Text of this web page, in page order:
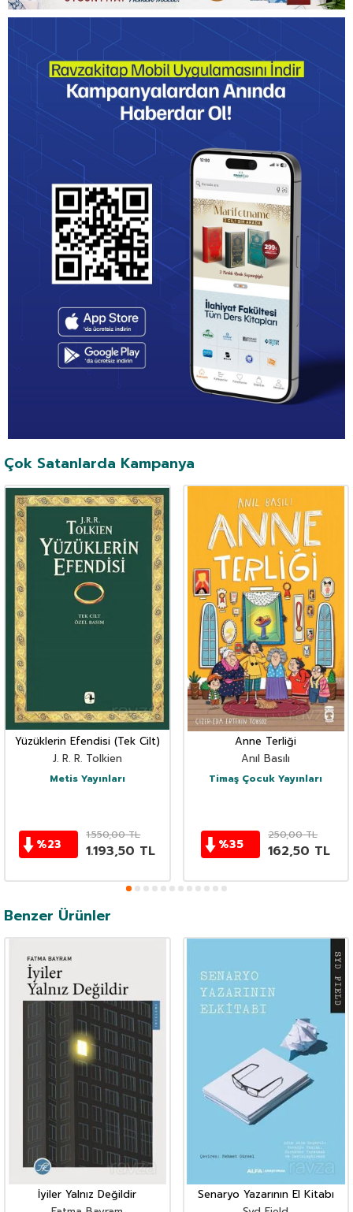
Çok Satanlarda Kampanya
Yüzüklerin Efendisi (Tek Cilt)
J. R. R. Tolkien
Metis Yayınları
%23
1.550,00TL
1.193,50 TL
Anne Terliği
Anıl Basılı
Timaş Çocuk Yayınları
%35
250,00TL
162,50 TL
Benzer Ürünler
İyiler Yalnız Değildir
Senaryo Yazarının El Kitabı